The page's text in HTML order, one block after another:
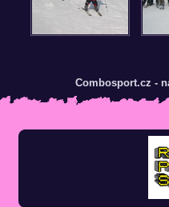
Combosport.cz -